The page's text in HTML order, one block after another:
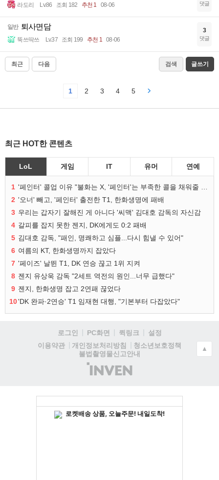
라도리 Lv.86 조회 182 추천 1 08-06 댓글
일반 퇴사면담
뚝쓰딱쓰 Lv.37 조회 199 추천 1 08-06
3
댓글
최근 다음 검색 글쓰기
1 2 3 4 5
최근 HOT한 콘텐츠
LoL 게임 IT 유머 연예
1
2 '오너' 빼고, '페인터' 출전한 T1, 한화생명에 패배
3 우리는 갑자기 잘해진 게 아니다 '씨맥' 김대호 감독의 자신감
4 갈피를 잡지 못한 젠지, DK에게도 0:2 패배
5 김대호 감독, "패인, 명쾌하고 심플...다시 힘낼 수 있어"
6 여름의 KT, 한화생명까지 잡았다
7 '페이즈' 날뛴 T1, DK 연승 끊고 1위 지켜
8 젠지 유상욱 감독 "2세트 역전의 원인...너무 급했다"
9 젠지, 한화생명 잡고 2연패 끊었다
10'DK 완파·2연승' T1 임재현 대행, "기본부터 다잡았다"
로그인 PC화면 퀵링크
설정
이용약관
개인정보처리방침
청소년보호정책
불법촬영물신고안내
(주)
인
▲